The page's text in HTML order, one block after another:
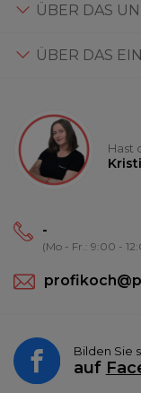
ÜBER DAS
ÜBER DAS
Hast
-
(Mo - Fr.: 9:00 -
Bilden Sie
auf